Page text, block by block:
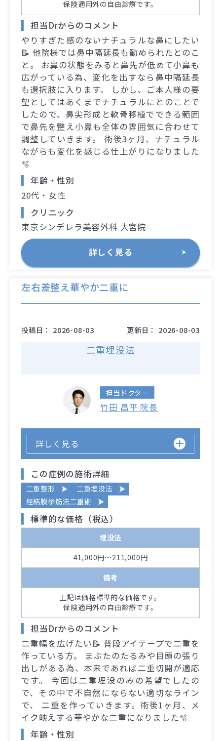
保険適用外の自由診療です。
担当Drからのコメント
やりすぎた感のないナチュラルな鼻にしたい
📝 他院様では鼻中隔延長も勧められたとのこ
と。 お鼻の状態をみると鼻先が低めて小鼻も
広がっている為、変化を出すなら鼻中隔延長
も選択肢に入ります。 しかし、ご本人様の要
望としてはあくまでナチュラルにとのことで
したので、鼻尖形成と軟骨移植でできる範囲
で鼻先を整え小鼻も全体の雰囲気に合わせて
調整していきます。 術後3ヶ月、ナチュラル
ながらも変化を感じる仕上がりになりました
🫧
年齢・性別
20代・女性
クリニック
東京シンデレラ美容外科 大宮院
詳しく見る
左右差整え華やか二重に
投稿日： 2026-08-03 更新日： 2026-08-03
二重埋没法
担当ドクター
竹田 昌平 院長
詳しく見る
この症例の施術詳細
二重整形
二重埋没法
経結膜挙筋法二重術
標準的な価格（税込）
埋没法
41,000円～211,000円
備考
上記は価格標準的な価格です。
保険適用外の自由診療です。
担当Drからのコメント
二重幅を広げたい📝 普段アイテープで二重を
作っている方。 まぶたのたるみや目頭の張り
出しがある為、本来であれば二重切開が適応
です。 今回は二重埋没のみの希望でしたの
で、その中で不自然にならない適切なライン
で、 二重を作っていきます。術後1ヶ月、メ
イク映えする華やかな二重になりました🫧
年齢・性別